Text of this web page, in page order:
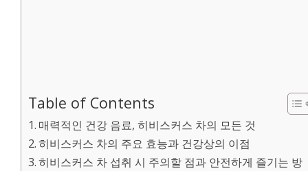
Table of Contents
매력적인 건강 음료, 히비스커스 차의 모든 것
히비스커스 차의 주요 효능과 건강상의 이점
히비스커스 차 섭취 시 주의할 점과 안전하게 즐기는 방